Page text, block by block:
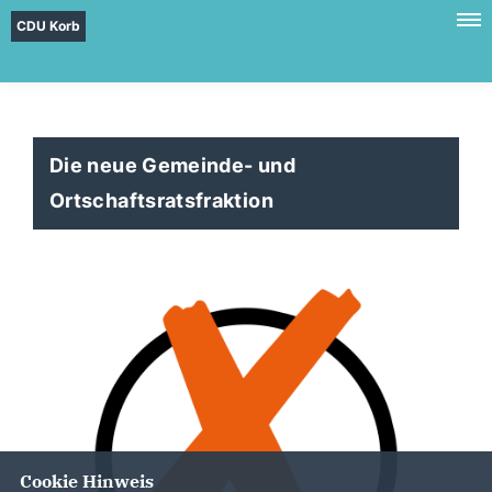
CDU Korb
Die neue Gemeinde- und
Ortschaftsratsfraktion
Cookie Hinweis